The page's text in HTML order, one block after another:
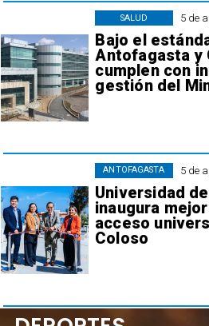
5 de
Bajo el
Antofagasta y
cumplen con
gestión del
SALUD
5 de
Universidad
inaugura
acceso
Coloso
ANTOFAGASTA